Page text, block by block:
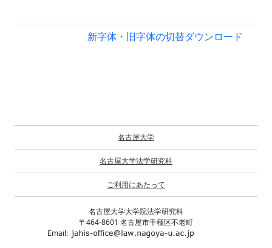
新字体・旧字体の切替ダウンロード
名古屋大学
名古屋大学法学研究科
ご利用にあたって
名古屋大学大学院法学研究科
〒464-8601 名古屋市千種区不老町
Email: